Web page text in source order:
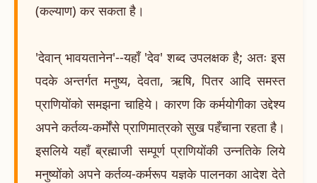
(कल्याण) कर सकता है।
'देवान् भावयतानेन'--यहाँ 'देव' शब्द उपलक्षक है; अतः इस
पदके अन्तर्गत मनुष्य, देवता, ऋषि, पितर आदि समस्त
प्राणियोंको समझना चाहिये। कारण कि कर्मयोगीका उद्देश्य
अपने कर्तव्य-कर्मोंसे प्राणिमात्रको सुख पहँचाना रहता है।
इसलिये यहाँ ब्रह्माजी सम्पूर्ण प्राणियोंकी उन्नतिके लिये
मनुष्योंको अपने कर्तव्य-कर्मरूप यज्ञके पालनका आदेश देते